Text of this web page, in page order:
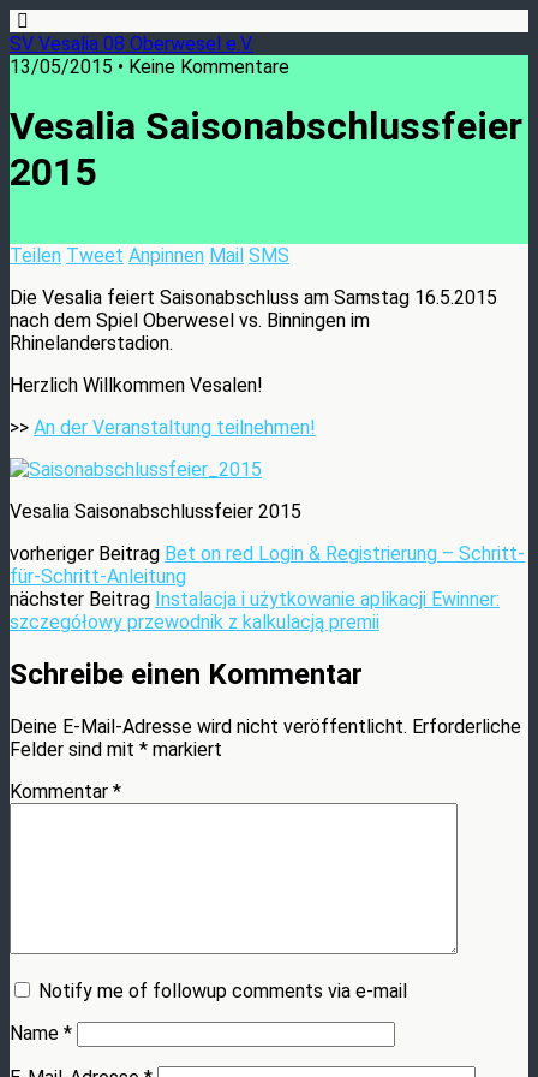
SV Vesalia 08 Oberwesel e.V.
13/05/2015 • Keine Kommentare
Vesalia Saisonabschlussfeier
2015
Teilen Tweet Anpinnen Mail SMS
Die Vesalia feiert Saisonabschluss am Samstag 16.5.2015
nach dem Spiel Oberwesel vs. Binningen im
Rhinelanderstadion.
Herzlich Willkommen Vesalen!
>> An der Veranstaltung teilnehmen!
Vesalia Saisonabschlussfeier 2015
vorheriger Beitrag Bet on red Login & Registrierung – Schritt-
für-Schritt-Anleitung
nächster Beitrag Instalacja i użytkowanie aplikacji Ewinner:
szczegółowy przewodnik z kalkulacją premii
Schreibe einen Kommentar
Deine E-Mail-Adresse wird nicht veröffentlicht. Erforderliche
Felder sind mit * markiert
Kommentar *
Notify me of followup comments via e-mail
Name *